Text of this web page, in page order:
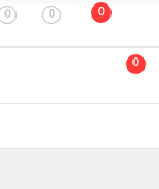
0 0 0
0